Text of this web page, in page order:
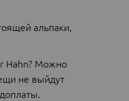
альпаки,
Hahn? Можно
не выйдут